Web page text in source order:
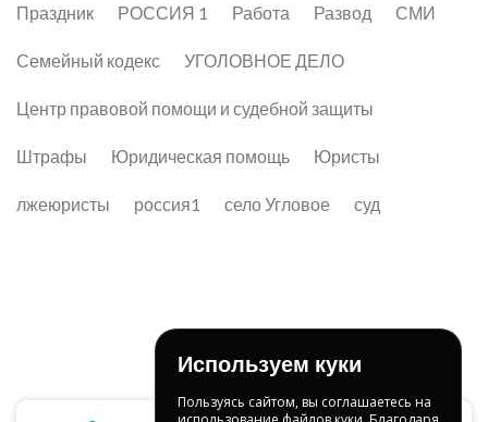
Праздник РОССИЯ 1 Работа Развод СМИ
Семейный кодекс УГОЛОВНОЕ ДЕЛО
Центр правовой помощи и судебной защиты
Штрафы Юридическая помощь Юристы
лжеюристы россия1 село Угловое суд
Используем куки
Пользуясь сайтом, вы соглашаетесь на